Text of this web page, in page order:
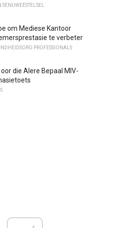
SENUWEESTELSEL
om Mediese Kantoor
te verbeter
PROFESSIONALS
oor die Alere Bepaal MIV-